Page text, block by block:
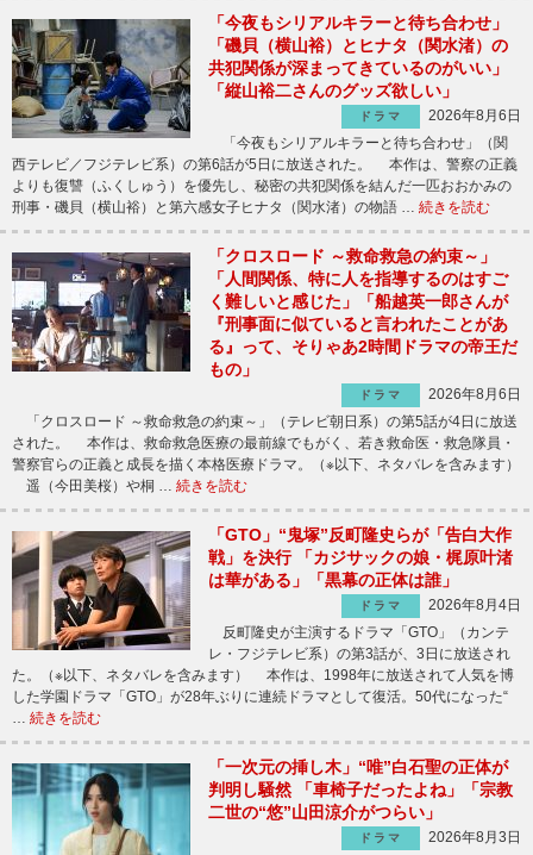
「今夜もシリアルキラーと待ち合わせ」
「磯貝（横山裕）とヒナタ（関水渚）の
共犯関係が深まってきているのがいい」
「縦山裕二さんのグッズ欲しい」
ドラマ
2026年8月6日
「今夜もシリアルキラーと待ち合わせ」（関
西テレビ／フジテレビ系）の第6話が5日に放送された。 本作は、警察の正義
よりも復讐（ふくしゅう）を優先し、秘密の共犯関係を結んだ一匹おおかみの
刑事・磯貝（横山裕）と第六感女子ヒナタ（関水渚）の物語 … 続きを読む
「クロスロード ～救命救急の約束～」
「人間関係、特に人を指導するのはすご
く難しいと感じた」「船越英一郎さんが
『刑事面に似ていると言われたことがあ
る』って、そりゃあ2時間ドラマの帝王だ
もの」
ドラマ
2026年8月6日
「クロスロード ～救命救急の約束～」（テレビ朝日系）の第5話が4日に放送
された。 本作は、救命救急医療の最前線でもがく、若き救命医・救急隊員・
警察官らの正義と成長を描く本格医療ドラマ。（※以下、ネタバレを含みます）
遥（今田美桜）や桐 … 続きを読む
「GTO」“鬼塚”反町隆史らが「告白大作
戦」を決行 「カジサックの娘・梶原叶渚
は華がある」「黒幕の正体は誰」
ドラマ
2026年8月4日
反町隆史が主演するドラマ「GTO」（カンテ
レ・フジテレビ系）の第3話が、3日に放送され
た。（※以下、ネタバレを含みます） 本作は、1998年に放送されて人気を博
した学園ドラマ「GTO」が28年ぶりに連続ドラマとして復活。50代になった“
… 続きを読む
「一次元の挿し木」“唯”白石聖の正体が
判明し騒然 「車椅子だったよね」「宗教
二世の“悠”山田涼介がつらい」
ドラマ
2026年8月3日